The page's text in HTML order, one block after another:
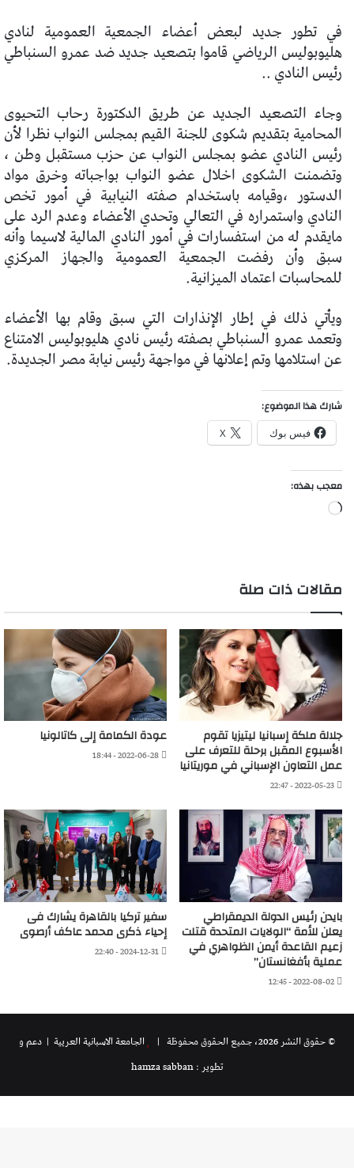
في تطور جديد لبعض أعضاء الجمعية العمومية لنادي
هليوبوليس الرياضي قاموا بتصعيد جديد ضد عمرو السنباطي
رئيس النادي ..
وجاء التصعيد الجديد عن طريق الدكتورة رحاب التحيوى
المحامية بتقديم شكوى للجنة القيم بمجلس النواب نظرا لأن
رئيس النادي عضو بمجلس النواب عن حزب مستقبل وطن ،
وتضمنت الشكوى اخلال عضو النواب بواجباته وخرق مواد
الدستور ،وقيامه باستخدام صفته النيابية في أمور تخص
النادي واستمراره في التعالي وتحدي الأعضاء وعدم الرد على
مايقدم له من استفسارات في أمور النادي المالية لاسيما وأنه
سبق وأن رفضت الجمعية العمومية والجهاز المركزي
للمحاسبات اعتماد الميزانية.
ويأتي ذلك في إطار الإنذارات التي سبق وقام بها الأعضاء
وتعمد عمرو السنباطي بصفته رئيس نادي هليوبوليس الامتناع
عن استلامها وتم إعلانها في مواجهة رئيس نيابة مصر الجديدة.
شارك هذا الموضوع:
فيس بوك X
معجب بهذه:
جاري
مقالات ذات صلة
جلالة ملكة إسبانيا ليتيزيا تقوم
الأسبوع المقبل برحلة للتعرف على
عمل التعاون الإسباني في موريتانيا
2022-05-23 - 22:47
عودة الكمامة إلى كاتالونيا
2022-06-28 - 18:44
بايدن رئيس الدولة الديمقراطي
يعلن للأمة “الولايات المتحدة قتلت
زعيم القاعدة أيمن الظواهري في
عملية بأفغانستان”
2022-08-02 - 12:45
سفير تركيا بالقاهرة يشارك فى
إحياء ذكرى محمد عاكف أرصوى
2024-12-31 - 22:40
© حقوق النشر 2026، جميع الحقوق محفوظة | الجامعة الاسبانية العريية | دعم و
تطوير : hamza sabban